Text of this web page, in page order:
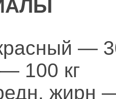
—
100 кг
жирн